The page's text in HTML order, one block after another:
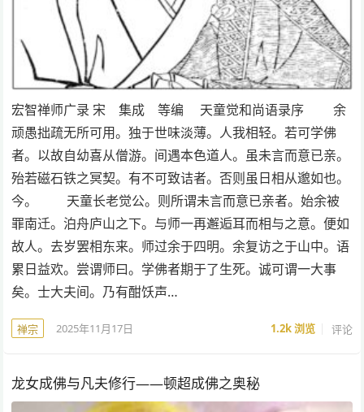
宏智禅师广录 宋 集成 等编 天童觉和尚语录序 余
顽愚拙疏无所可用。独于世味淡薄。人我相轻。若可学佛
者。以故自幼喜从僧游。间遇本色道人。虽未言而意已亲。
殆若磁石铁之冥契。有不可致诘者。否则虽日相从邈如也。
今。 天童长老觉公。则所谓未言而意已亲者。始余被
罪南迁。泊舟庐山之下。与师一再邂逅耳而相与之意。便如
故人。去岁罢相东来。师过余于四明。余复访之于山中。语
累日益欢。尝谓师曰。学佛者期于了生死。诚可谓一大事
矣。士大夫间。乃有酣饫声…
禅宗 2025年11月17日 1.2k浏览 评论
龙女成佛与凡夫修行——顿超成佛之奥秘